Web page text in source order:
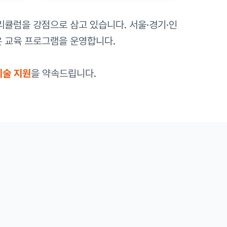
럼을 강점으로 삼고 있습니다. 서울·경기·인
육 프로그램을 운영합니다.
지원을 약속드립니다.